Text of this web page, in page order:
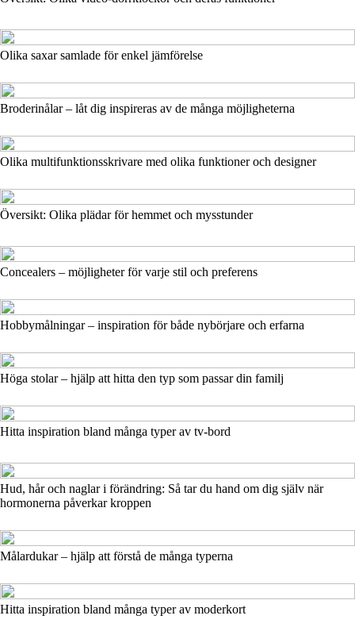
Olika saxar samlade för enkel jämförelse
Broderinålar – låt dig inspireras av de många möjligheterna
Olika multifunktionsskrivare med olika funktioner och designer
Översikt: Olika plädar för hemmet och mysstunder
Concealers – möjligheter för varje stil och preferens
Hobbymålningar – inspiration för både nybörjare och erfarna
Höga stolar – hjälp att hitta den typ som passar din familj
Hitta inspiration bland många typer av tv-bord
Hud, hår och naglar i förändring: Så tar du hand om dig själv när
hormonerna påverkar kroppen
Målardukar – hjälp att förstå de många typerna
Hitta inspiration bland många typer av moderkort